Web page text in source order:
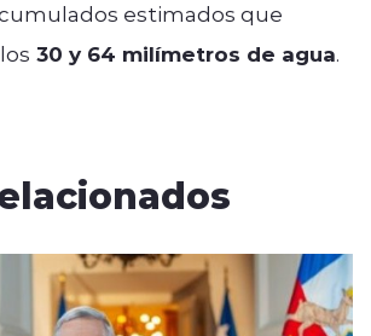
estimados que
30 y 64 milímetros de agua.